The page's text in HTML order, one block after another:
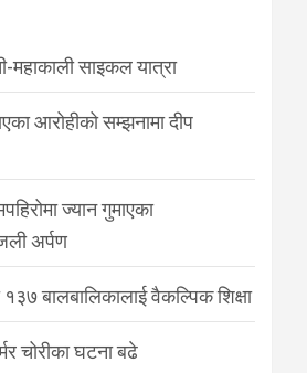
महाकाली साइकल यात्रा
आरोहीको सम्झनामा दीप
ज्यान गुमाएका
अर्पण
बालबालिकालाई वैकल्पिक शिक्षा
चोरीका घटना बढे